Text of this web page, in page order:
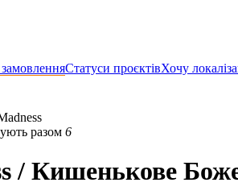
Статуси проєктівХочу
разом 6
/ Кишенькове